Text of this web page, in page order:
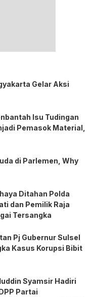
Gelar Aksi
Isu Tudingan
Pemasok Material,
di Parlemen, Why
Ditahan Polda
dan Pemilik Raja
Tersangka
Pj Gubernur Sulsel
Kasus Korupsi Bibit
Syamsir Hadiri
Partai